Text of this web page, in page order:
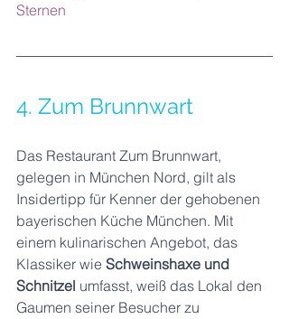
Sternen
4. Zum Brunnwart
Das Restaurant Zum Brunnwart,
gelegen in München Nord, gilt als
Insidertipp für Kenner der gehobenen
bayerischen Küche München. Mit
einem kulinarischen Angebot, das
Klassiker wie Schweinshaxe und
Schnitzel umfasst, weiß das Lokal den
Gaumen seiner Besucher zu